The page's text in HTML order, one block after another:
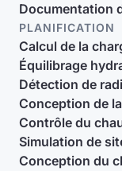
Documentation
PLANIFICATION
Calcul de la
Équilibrage
Détection de
Conception de
Contrôle du
Simulation de
Conception du